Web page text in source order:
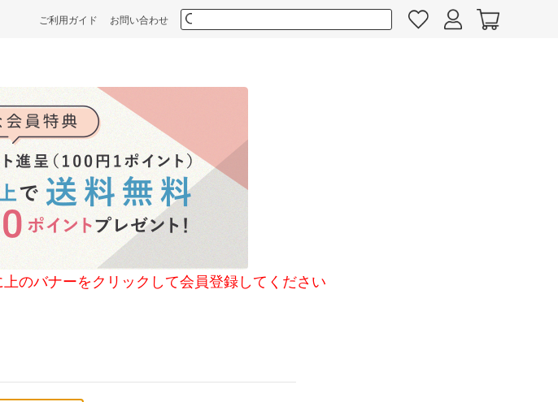
ご利用ガイド お問い合わせ
ナーをクリックして会員登録してください